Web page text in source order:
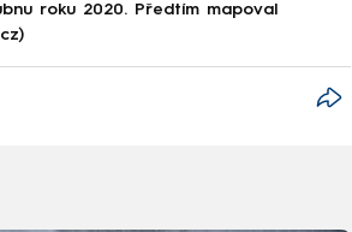
roku 2020. Předtím mapoval